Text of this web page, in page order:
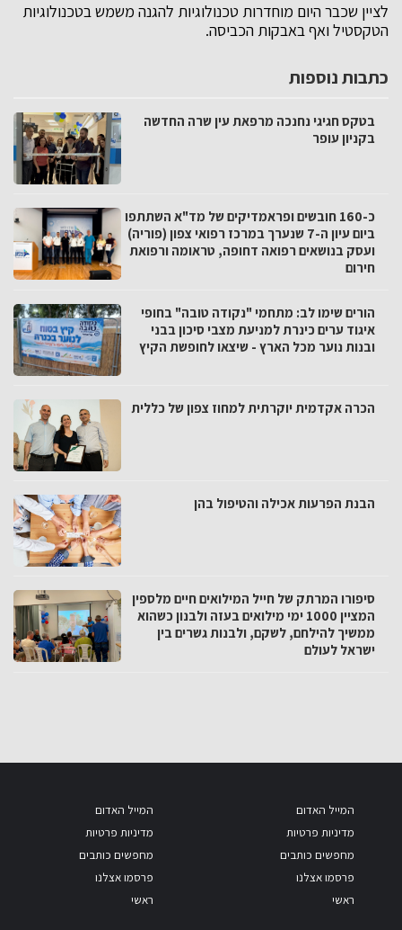
לציין שכבר היום מוחדרות טכנולוגיות להגנה משמש בטכנולוגיות
הטקסטיל ואף באבקות הכביסה.
כתבות נוספות
בטקס חגיגי נחנכה מרפאת עין שרה החדשה
בקניון עופר
כ-160 חובשים ופראמדיקים של מד"א השתתפו
ביום עיון ה-7 שנערך במרכז רפואי צפון (פוריה)
ועסק בנושאים רפואה דחופה, טראומה ורפואת
חירום
הורים שימו לב: מתחמי "נקודה טובה" בחופי
איגוד ערים כינרת למניעת מצבי סיכון בבני
ובנות נוער מכל הארץ - שיצאו לחופשת הקיץ
הכרה אקדמית יוקרתית למחוז צפון של כללית
הבנת הפרעות אכילה והטיפול בהן
סיפורו המרתק של חייל המילואים חיים מלספין
המציין 1000 ימי מילואים בעזה ולבנון כשהוא
ממשיך להילחם, לשקם, ולבנות גשרים בין
ישראל לעולם
המייל האדום
מדיניות פרטיות
מחפשים כותבים
פרסמו אצלנו
ראשי
המייל האדום
מדיניות פרטיות
מחפשים כותבים
פרסמו אצלנו
ראשי